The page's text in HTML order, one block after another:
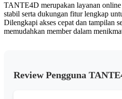
TANTE4D merupakan layanan
stabil serta dukungan fitur lengkap
Dilengkapi akses cepat dan tampilan
memudahkan member dalam
Review Pengguna